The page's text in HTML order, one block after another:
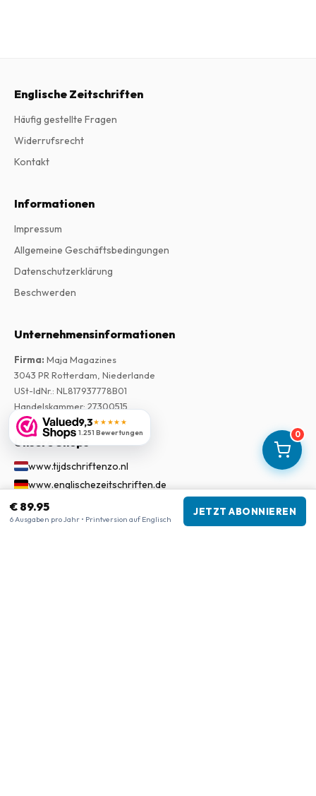
0
€ 89.95
6 Ausgaben pro Jahr • Printversion auf Englisch
JETZT ABONNIEREN
9,3★★★★★
1.251 Bewertungen
Englische Zeitschriften
Häufig gestellte Fragen
Widerrufsrecht
Kontakt
Informationen
Impressum
Allgemeine Geschäftsbedingungen
Datenschutzerklärung
Beschwerden
Unternehmensinformationen
Firma: Maja Magazines
3043 PR Rotterdam, Niederlande
USt-IdNr.: NL817937778B01
Handelskammer: 27300515
Unsere Shops
www.tijdschriftenzo.nl
www.englischezeitschriften.de
www.magazinesenanglais.fr
www.rivisteininglese.it